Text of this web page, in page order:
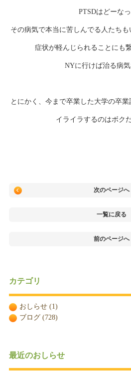
PTSDはどーな
その病気で本当に苦しんでる人たち
症状が軽んじられることにも
NYに行けば治る病
とにかく、今まで卒業した大学の卒
イライラするのはボク
次のページへ
一覧に戻る
前のページへ
カテゴリ
おしらせ(1)
ブログ(728)
最近のおしらせ